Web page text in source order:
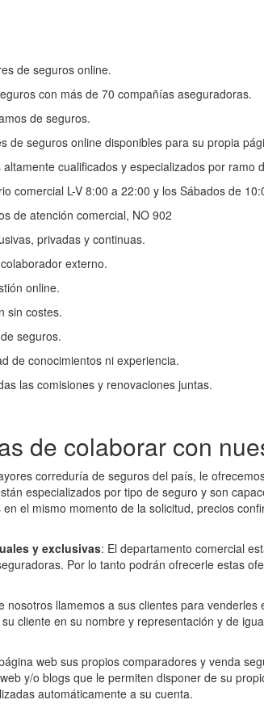
de seguros online.
con más de 70 compañías aseguradoras.
de seguros.
de seguros online disponibles para su propia
altamente cualificados y especializados por ramo
comercial L-V 8:00 a 22:00 y los Sábados de
de atención comercial, NO 902
privadas y continuas.
externo.
online.
sin costes.
seguros.
de conocimientos ni experiencia.
las comisiones y renovaciones juntas.
de colaborar con
correduría de seguros del país, le
especializados por tipo de seguro y son
el mismo momento de la solicitud, precios
y exclusivas: El departamento comercial
Por lo tanto podrán ofrecerle estas
nosotros llamemos a sus clientes para
cliente en su nombre y representación y de
web sus propios comparadores y venda
y/o blogs que le permiten disponer de su
automáticamente a su cuenta.